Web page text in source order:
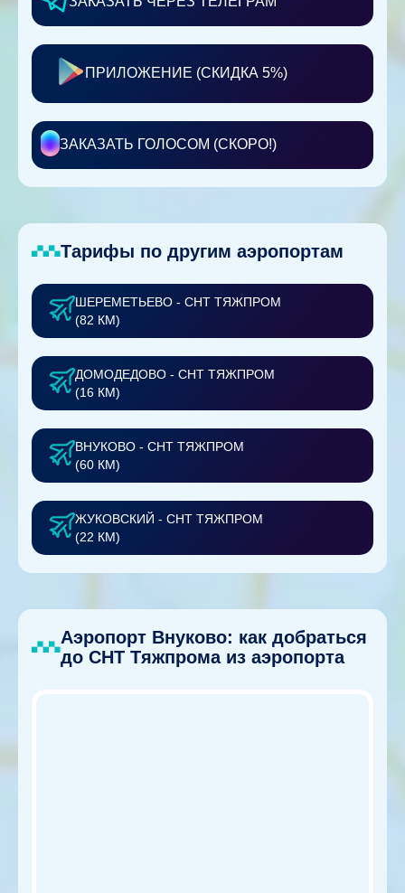
ПРИЛОЖЕНИЕ (СКИДКА 5%)
ЗАКАЗАТЬ ГОЛОСОМ (СКОРО!)
Тарифы по другим аэропортам
ШЕРЕМЕТЬЕВО - СНТ ТЯЖПРОМ
(82 КМ)
ДОМОДЕДОВО - СНТ ТЯЖПРОМ
(16 КМ)
ВНУКОВО - СНТ ТЯЖПРОМ
(60 КМ)
ЖУКОВСКИЙ - СНТ ТЯЖПРОМ
(22 КМ)
Аэропорт Внуково: как добраться
до СНТ Тяжпрома из аэропорта